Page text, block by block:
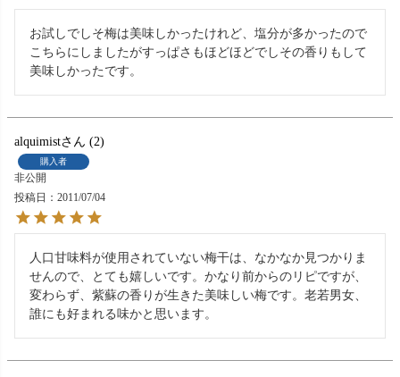
お試しでしそ梅は美味しかったけれど、塩分が多かったので
こちらにしましたがすっぱさもほどほどでしその香りもして
美味しかったです。
alquimist 2
購入者
非公開
投稿日
2011/07/04
人口甘味料が使用されていない梅干は、なかなか見つかりま
せんので、とても嬉しいです。かなり前からのリピですが、
変わらず、紫蘇の香りが生きた美味しい梅です。老若男女、
誰にも好まれる味かと思います。